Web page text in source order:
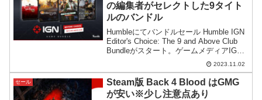
の編集者がセレクトした9タイト
ルのバンドル
Humbleにてバンドルセール Humble IGN
Editor's Choice: The 9 and Above Club
Bundleがスタート。ゲームメディアIGN
の編集者がセレクトした良質なゲームで
2023.11.02
セール
Steam版 Back 4 Blood はGMG
が安い※少し注意点あり